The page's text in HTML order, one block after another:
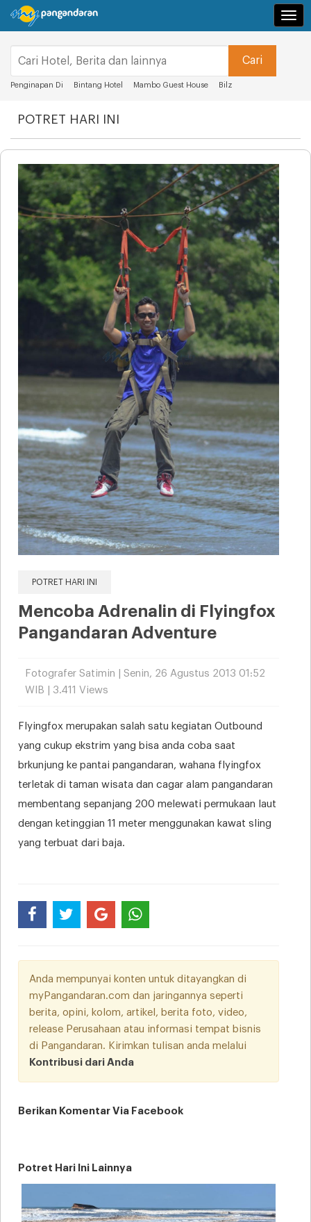
Penginapan Di Bintang Hotel Mambo Guest House Bilz
POTRET HARI INI
POTRET HARI INI
Mencoba Adrenalin di Flyingfox
Pangandaran Adventure
Fotografer Satimin | Senin, 26 Agustus 2013 01:52
WIB | 3.411 Views
Flyingfox merupakan salah satu kegiatan Outbound
yang cukup ekstrim yang bisa anda coba saat
brkunjung ke pantai pangandaran, wahana flyingfox
terletak di taman wisata dan cagar alam pangandaran
membentang sepanjang 200 melewati permukaan laut
dengan ketinggian 11 meter menggunakan kawat sling
yang terbuat dari baja.
Anda mempunyai konten untuk ditayangkan di
myPangandaran.com dan jaringannya seperti
berita, opini, kolom, artikel, berita foto, video,
release Perusahaan atau informasi tempat bisnis
di Pangandaran. Kirimkan tulisan anda melalui
Kontribusi dari Anda
Berikan Komentar Via Facebook
Potret Hari Ini Lainnya